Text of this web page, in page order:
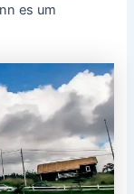
es um